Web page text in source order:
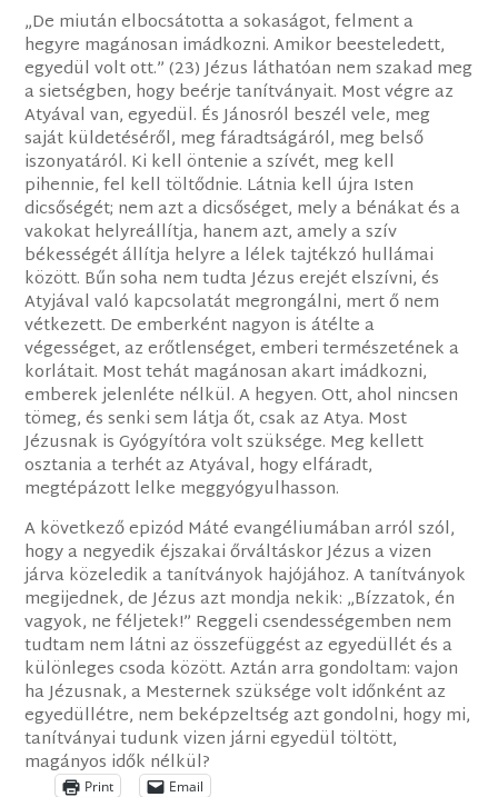
„De miután elbocsátotta a sokaságot, felment a
hegyre magánosan imádkozni. Amikor beesteledett,
egyedül volt ott.” (23) Jézus láthatóan nem szakad meg
a sietségben, hogy beérje tanítványait. Most végre az
Atyával van, egyedül. És Jánosról beszél vele, meg
saját küldetéséről, meg fáradtságáról, meg belső
iszonyatáról. Ki kell öntenie a szívét, meg kell
pihennie, fel kell töltődnie. Látnia kell újra Isten
dicsőségét; nem azt a dicsőséget, mely a bénákat és a
vakokat helyreállítja, hanem azt, amely a szív
békességét állítja helyre a lélek tajtékzó hullámai
között. Bűn soha nem tudta Jézus erejét elszívni, és
Atyjával való kapcsolatát megrongálni, mert ő nem
vétkezett. De emberként nagyon is átélte a
végességet, az erőtlenséget, emberi természetének a
korlátait. Most tehát magánosan akart imádkozni,
emberek jelenléte nélkül. A hegyen. Ott, ahol nincsen
tömeg, és senki sem látja őt, csak az Atya. Most
Jézusnak is Gyógyítóra volt szüksége. Meg kellett
osztania a terhét az Atyával, hogy elfáradt,
megtépázott lelke meggyógyulhasson.
A következő epizód Máté evangéliumában arról szól,
hogy a negyedik éjszakai őrváltáskor Jézus a vizen
járva közeledik a tanítványok hajójához. A tanítványok
megijednek, de Jézus azt mondja nekik: „Bízzatok, én
vagyok, ne féljetek!” Reggeli csendességemben nem
tudtam nem látni az összefüggést az egyedüllét és a
különleges csoda között. Aztán arra gondoltam: vajon
ha Jézusnak, a Mesternek szüksége volt időnként az
egyedüllétre, nem beképzeltség azt gondolni, hogy mi,
tanítványai tudunk vizen járni egyedül töltött,
magányos idők nélkül?
Print Email